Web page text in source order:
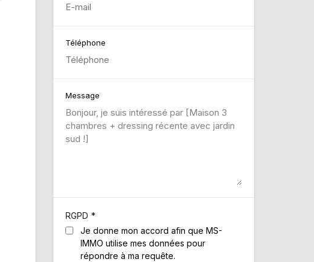
Téléphone
Message
RGPD *
Je donne mon accord afin que MS-
IMMO utilise mes données pour
répondre à ma requête.